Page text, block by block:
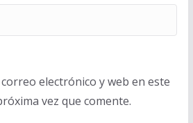
electrónico y web en este
vez que comente.